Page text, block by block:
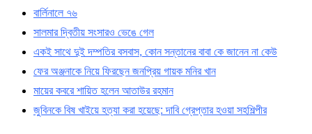
বার্লিনালে ৭৬
সালমার দ্বিতীয় সংসারও ভেঙে গেল
একই সাথে দুই দম্পতির বসবাস, কোন সন্তানের বাবা কে জানেন না কেউ
ফের অঞ্জনাকে নিয়ে ফিরছেন জনপ্রিয় গায়ক মনির খান
মায়ের কবরে শায়িত হলেন আতাউর রহমান
জুবিনকে বিষ খাইয়ে হত্যা করা হয়েছে: দাবি গ্রেপ্তার হওয়া সহশিল্পীর